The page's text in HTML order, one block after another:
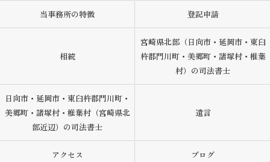
当事務所の特徴 登記申請
相続
宮崎県北部（日向市・延岡市・東臼
杵郡門川町・美郷町・諸塚村・椎葉
村）の司法書士
日向市・延岡市・東臼杵郡門川町・
美郷町・諸塚村・椎葉村（宮崎県北
部近辺）の司法書士
遺言
アクセス ブログ